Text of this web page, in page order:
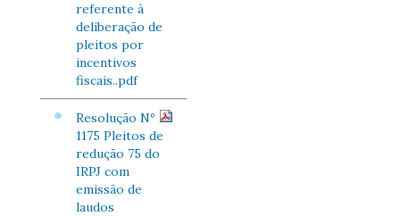
referente à
deliberação de
pleitos por
incentivos
fiscais..pdf
Resolução Nº
1175 Pleitos de
redução 75 do
IRPJ com
emissão de
laudos